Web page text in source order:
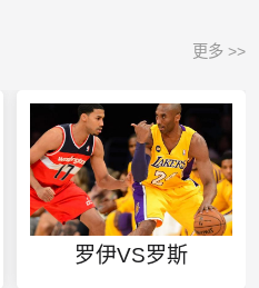
更多 >>
罗伊VS罗斯